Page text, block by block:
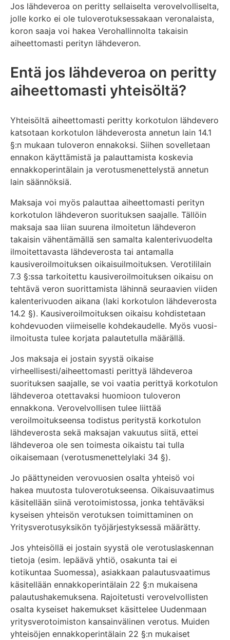
Jos lähdeveroa on peritty sellaiselta verovelvolliselta,
jolle korko ei ole tuloverotuksessakaan veronalaista,
koron saaja voi hakea Verohallinnolta takaisin
aiheettomasti perityn lähdeveron.
Entä jos lähdeveroa on peritty
aiheettomasti yhteisöltä?
Yhteisöltä aiheettomasti peritty korkotulon lähdevero
katsotaan korkotulon lähdeverosta annetun lain 14.1
§:n mukaan tuloveron ennakoksi. Siihen sovelletaan
ennakon käyttämistä ja palauttamista koskevia
ennakkoperintälain ja verotusmenettelystä annetun
lain säännöksiä.
Maksaja voi myös palauttaa aiheettomasti perityn
korkotulon lähdeveron suorituksen saajalle. Tällöin
maksaja saa liian suurena ilmoitetun lähdeveron
takaisin vähentämällä sen samalta kalenterivuodelta
ilmoitettavasta lähdeverosta tai antamalla
kausiveroilmoituksen oikaisuilmoituksen. Verotililain
7.3 §:ssa tarkoitettu kausiveroilmoituksen oikaisu on
tehtävä veron suorittamista lähinnä seuraavien viiden
kalenterivuoden aikana (laki korkotulon lähdeverosta
14.2 §). Kausiveroilmoituksen oikaisu kohdistetaan
kohdevuoden viimeiselle kohdekaudelle. Myös vuosi-
ilmoitusta tulee korjata palautetulla määrällä.
Jos maksaja ei jostain syystä oikaise
virheellisesti/aiheettomasti perittyä lähdeveroa
suorituksen saajalle, se voi vaatia perittyä korkotulon
lähdeveroa otettavaksi huomioon tuloveron
ennakkona. Verovelvollisen tulee liittää
veroilmoitukseensa todistus peritystä korkotulon
lähdeverosta sekä maksajan vakuutus siitä, ettei
lähdeveroa ole sen toimesta oikaistu tai tulla
oikaisemaan (verotusmenettelylaki 34 §).
Jo päättyneiden verovuosien osalta yhteisö voi
hakea muutosta tuloverotukseensa. Oikaisuvaatimus
käsitellään siinä verotoimistossa, jonka tehtäväksi
kyseisen yhteisön verotuksen toimittaminen on
Yritysverotusyksikön työjärjestyksessä määrätty.
Jos yhteisöllä ei jostain syystä ole verotuslaskennan
tietoja (esim. lepäävä yhtiö, osakunta tai ei
kotikuntaa Suomessa), asiakkaan palautusvaatimus
käsitellään ennakkoperintälain 22 §:n mukaisena
palautushakemuksena. Rajoitetusti verovelvollisten
osalta kyseiset hakemukset käsittelee Uudenmaan
yritysverotoimiston kansainvälinen verotus. Muiden
yhteisöjen ennakkoperintälain 22 §:n mukaiset